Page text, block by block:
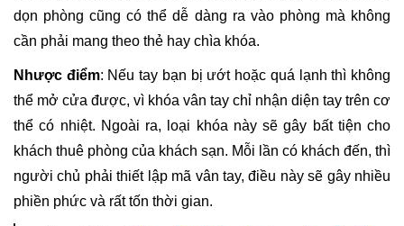
dọn phòng cũng có thể dễ dàng ra vào phòng mà không
cần phải mang theo thẻ hay chìa khóa.
Nhược điểm: Nếu tay bạn bị ướt hoặc quá lạnh thì không
thể mở cửa được, vì khóa vân tay chỉ nhận diện tay trên cơ
thể có nhiệt. Ngoài ra, loại khóa này sẽ gây bất tiện cho
khách thuê phòng của khách sạn. Mỗi lần có khách đến, thì
người chủ phải thiết lập mã vân tay, điều này sẽ gây nhiều
phiền phức và rất tốn thời gian.